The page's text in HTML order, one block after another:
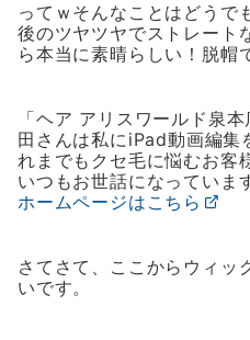
ってｗそんなことはどうで
後のツヤツヤでストレート
ら本当に素晴らしい！脱帽
「ヘア アリスワールド泉
田さんは私にiPad動画編集
れまでもクセ毛に悩むお客
いつもお世話になっていま
ホームページはこちら
さてさて、ここからウィッ
いです。